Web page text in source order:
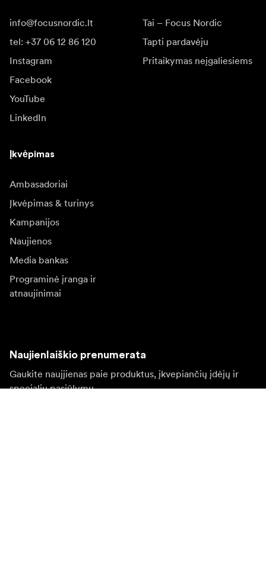
info@focusnordic.lt
tel: +37 06 12 86 120
Instagram
Facebook
YouTube
LinkedIn
Tai – Focus Nordic
Tapti pardavėju
Pritaikymas neįgaliesiems
Įkvėpimas
Ambasadoriai
Įkvėpimas & turinys
Kampanijos
Naujienos
Media bankas
Programinė įranga ir
atnaujinimai
Naujienlaiškio prenumerata
Gaukite naujjienas paie produktus, įkvepiančių įdėjų ir
specialių pasiūlymų.